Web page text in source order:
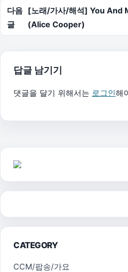
다음
글
[노래/가사/해석] You And
(Alice Cooper)
답글 남기기
댓글을 달기 위해서는 로그인해
CATEGORY
CCM/팝송/가요